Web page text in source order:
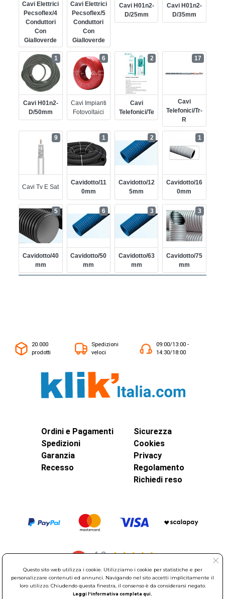
Cavi Elettrici
Pecsoflex/4
Conduttori
Con
Gialloverde
Cavi Elettrici
Pecsoflex/5
Conduttori
Con
Gialloverde
Cavi H01n2-
D/25mm
Cavi H01n2-
D/35mm
Cavi H01n2-
D/50mm
1
Cavi Impianti
Fotovoltaici
6
Cavi
Telefonici/te
2
Cavi
Telefonici/tr-
R
17
Cavi Tv E Sat
9
Cavidotto/11
0mm
1
Cavidotto/12
5mm
2
Cavidotto/16
0mm
1
Cavidotto/40
Mm
5
Cavidotto/50
Mm
6
Cavidotto/63
Mm
3
Cavidotto/75
Mm
3
20.000
prodotti
Spedizioni
veloci
09:00/13:00 -
14:30/18:00
Ordini e Pagamenti
Spedizioni
Garanzia
Recesso
Sicurezza
Cookies
Privacy
Regolamento
Richiedi reso
© Elettroservice Spa - Sede Legale: Via Leonardo da Vinci, 40 -
Questo sito web utilizza i cookie. Utilizziamo i cookie per statistiche e per
personalizzare contenuti ed annunci. Navigando nel sito accetti implicitamente il
loro utilizzo. Chiudendo questa finestra, il consenso è da considerarsi negato.
Leggi l'informativa completa qui.